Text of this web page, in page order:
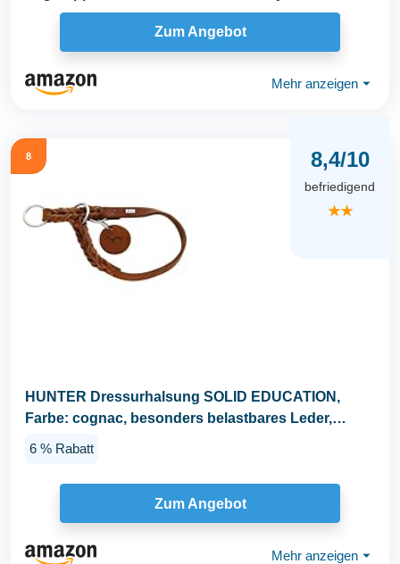
12mm...
Zum Angebot
Mehr anzeigen ⏷
8 8,4/10
befriedigend
★★
HUNTER Dressurhalsung SOLID EDUCATION,
Farbe: cognac, besonders belastbares Leder,
6 % Rabatt
Zum Angebot
Mehr anzeigen ⏷